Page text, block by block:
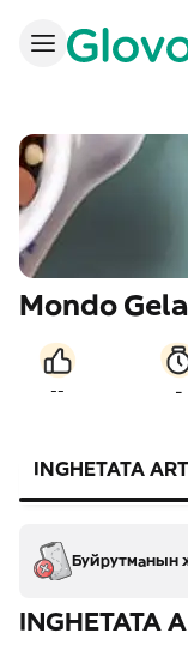
Mondo
-- -
INGHETATA
Буйрутманын
INGHETATA